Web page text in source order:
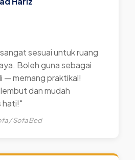
sesuai untuk ruang
Boleh guna sebagai
— memang praktikal!
dan mudah
hati!"
/ Sofa Bed